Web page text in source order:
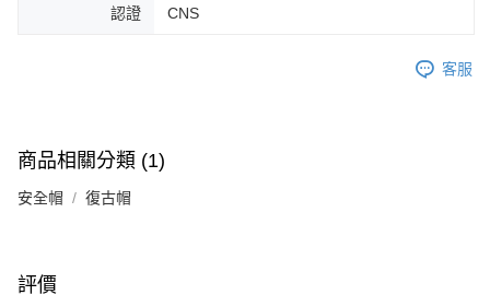
認證 CNS
客服
商品相關分類 (1)
安全帽 復古帽
評價